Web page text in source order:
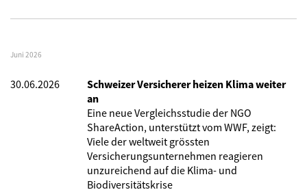
Juni 2026
30.06.2026
Schweizer Versicherer heizen Klima weiter
an
Eine neue Vergleichsstudie der NGO
ShareAction, unterstützt vom WWF, zeigt:
Viele der weltweit grössten
Versicherungsunternehmen reagieren
unzureichend auf die Klima- und
Biodiversitätskrise